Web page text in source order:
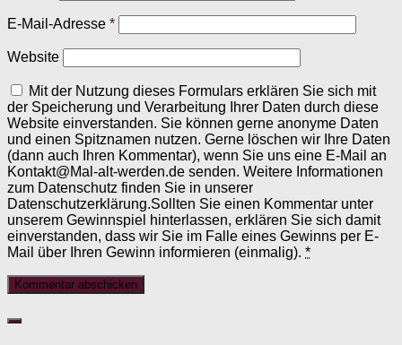
E-Mail-Adresse *
Website
Mit der Nutzung dieses Formulars erklären Sie sich mit
der Speicherung und Verarbeitung Ihrer Daten durch diese
Website einverstanden. Sie können gerne anonyme Daten
und einen Spitznamen nutzen. Gerne löschen wir Ihre Daten
(dann auch Ihren Kommentar), wenn Sie uns eine E-Mail an
Kontakt@Mal-alt-werden.de senden. Weitere Informationen
zum Datenschutz finden Sie in unserer
Datenschutzerklärung.Sollten Sie einen Kommentar unter
unserem Gewinnspiel hinterlassen, erklären Sie sich damit
einverstanden, dass wir Sie im Falle eines Gewinns per E-
Mail über Ihren Gewinn informieren (einmalig). *